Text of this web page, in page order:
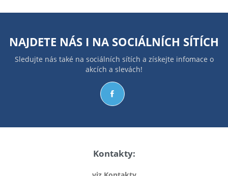
NAJDETE NÁS I NA SOCIÁLNÍCH SÍTÍCH
Sledujte nás také na sociálních sítích a získejte infomace o
akcích a slevách!
Kontakty: